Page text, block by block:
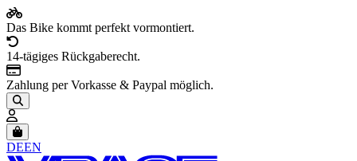
Das Bike kommt perfekt vormontiert.
14-tägiges Rückgaberecht.
Zahlung per Vorkasse & Paypal möglich.
Artikel im Warenkorb, Warenkorb anzeigen
DEEN